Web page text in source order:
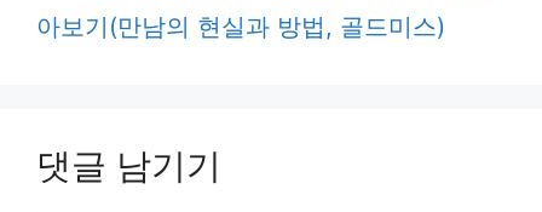
아보기(만남의 현실과 방법, 골드미스)
댓글 남기기